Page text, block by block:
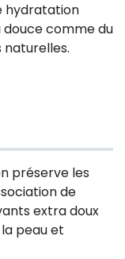
hydratation
comme du
préserve les
de
extra doux
peau et